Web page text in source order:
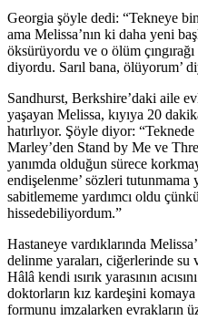
Georgia şöyle dedi: “Tekneye
ama Melissa’nın ki daha yeni
öksürüyordu ve o ölüm
diyordu. Sarıl bana, ölüyorum’
Sandhurst, Berkshire’daki aile
yaşayan Melissa, kıyıya 20
hatırlıyor. Şöyle diyor:
Marley’den Stand by Me ve
yanımda olduğun sürece
endişelenme’ sözleri tutunmama
sabitlememe yardımcı oldu
hissedebiliyordum.”
Hastaneye vardıklarında
delinme yaraları, ciğerlerinde su
Hâlâ kendi ısırık yarasının
doktorların kız kardeşini
formunu imzalarken evrakların